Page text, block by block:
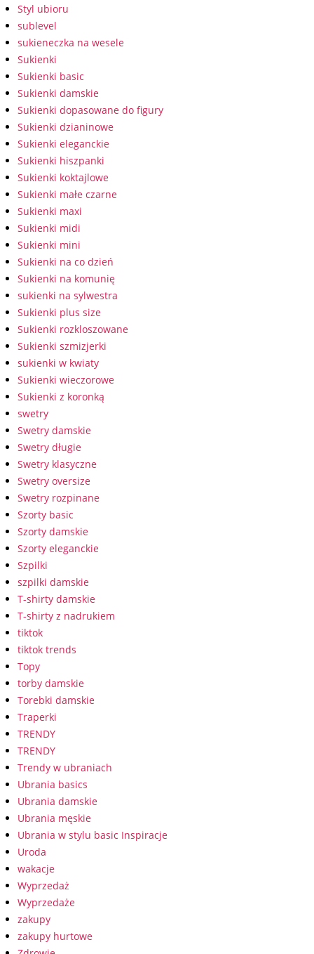
Styl ubioru
sublevel
sukieneczka na wesele
Sukienki
Sukienki basic
Sukienki damskie
Sukienki dopasowane do figury
Sukienki dzianinowe
Sukienki eleganckie
Sukienki hiszpanki
Sukienki koktajlowe
Sukienki małe czarne
Sukienki maxi
Sukienki midi
Sukienki mini
Sukienki na co dzień
Sukienki na komunię
sukienki na sylwestra
Sukienki plus size
Sukienki rozkloszowane
Sukienki szmizjerki
sukienki w kwiaty
Sukienki wieczorowe
Sukienki z koronką
swetry
Swetry damskie
Swetry długie
Swetry klasyczne
Swetry oversize
Swetry rozpinane
Szorty basic
Szorty damskie
Szorty eleganckie
Szpilki
szpilki damskie
T-shirty damskie
T-shirty z nadrukiem
tiktok
tiktok trends
Topy
torby damskie
Torebki damskie
Traperki
TRENDY
TRENDY
Trendy w ubraniach
Ubrania basics
Ubrania damskie
Ubrania męskie
Ubrania w stylu basic Inspiracje
Uroda
wakacje
Wyprzedaż
Wyprzedaże
zakupy
zakupy hurtowe